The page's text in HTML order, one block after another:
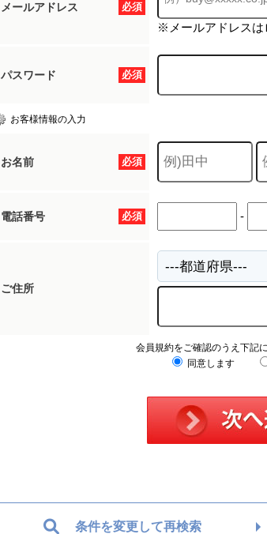
必須
メールアドレス
※メールアドレスは
必須
パスワード
お客様情報の入力
必須
お名前
必須
電話番号 -
ご住所
会員規約をご確認のうえ下記
同意します
条件を変更して再検索